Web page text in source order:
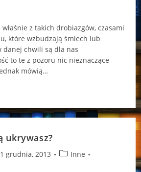
właśnie z takich drobiazgów, czasami
które wzbudzają śmiech lub
danej chwili są dla nas
to te z pozoru nic nieznaczące
mówią…
ukrywasz?
grudnia, 2013
PostInne